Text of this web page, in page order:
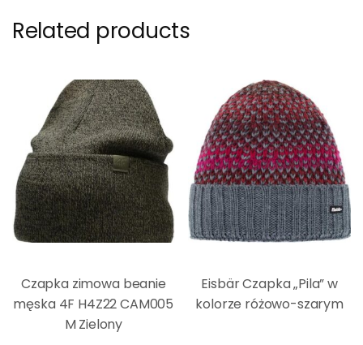
Related products
Czapka zimowa beanie
męska 4F H4Z22 CAM005
M Zielony
Eisbär Czapka „Pila” w
kolorze różowo-szarym